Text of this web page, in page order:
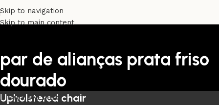
Skip to navigation
Skip to main content
par de alianças prata friso
dourado
Upholstered chair
Faça seu filtro